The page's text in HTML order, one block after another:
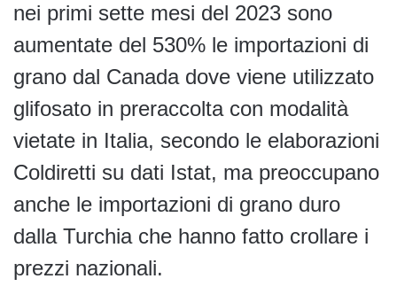
nei primi sette mesi del 2023 sono
aumentate del 530% le importazioni di
grano dal Canada dove viene utilizzato
glifosato in preraccolta con modalità
vietate in Italia, secondo le elaborazioni
Coldiretti su dati Istat, ma preoccupano
anche le importazioni di grano duro
dalla Turchia che hanno fatto crollare i
prezzi nazionali.